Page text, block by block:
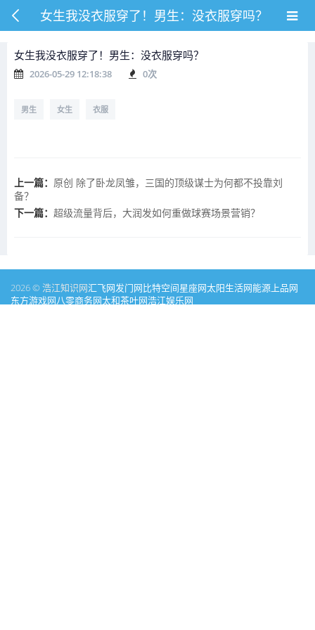
女生我没衣服穿了！男生：没衣服穿吗？
女生我没衣服穿了！男生：没衣服穿吗？
2026-05-29 12:18:38 0次
男生 女生 衣服
上一篇： 原创 除了卧龙凤雏，三国的顶级谋士为何都不投靠刘
备？
下一篇： 超级流量背后，大润发如何重做球赛场景营销？
2026 © 浩江知识网汇飞网发门网比特空间星座网太阳生活网能源 上品网
东方游戏网八零商务网太和茶叶网浩江娱乐网